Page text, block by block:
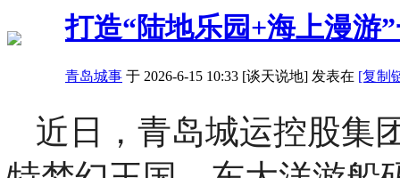
打造“陆地乐园+海上漫游
青岛城事 于 2026-6-15 10:33 [谈天说地] 发表在 [复制
近日，青岛城运控股集